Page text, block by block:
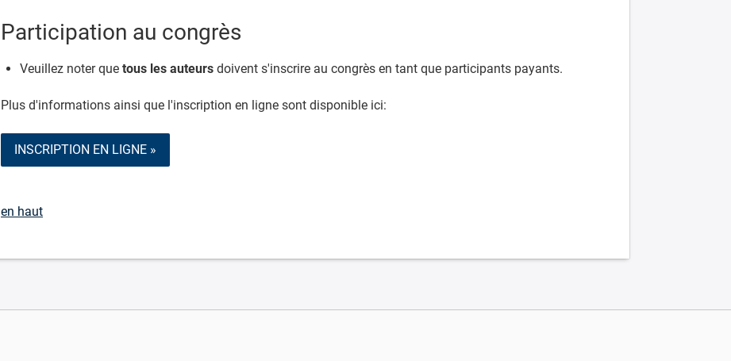
Participation au congrès
Veuillez noter que tous les auteurs doivent s'inscrire au congrès en tant que participants payants.
Plus d'informations ainsi que l'inscription en ligne sont disponible ici:
INSCRIPTION EN LIGNE »
en haut